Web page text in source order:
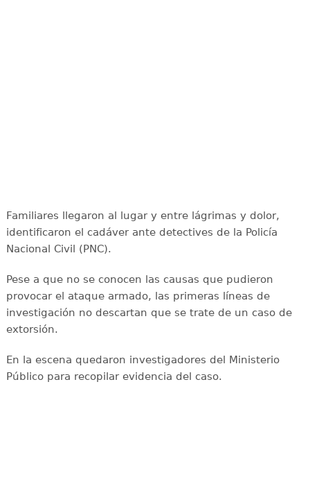
Familiares llegaron al lugar y entre lágrimas y dolor,
identificaron el cadáver ante detectives de la Policía
Nacional Civil (PNC).
Pese a que no se conocen las causas que pudieron
provocar el ataque armado, las primeras líneas de
investigación no descartan que se trate de un caso de
extorsión.
En la escena quedaron investigadores del Ministerio
Público para recopilar evidencia del caso.